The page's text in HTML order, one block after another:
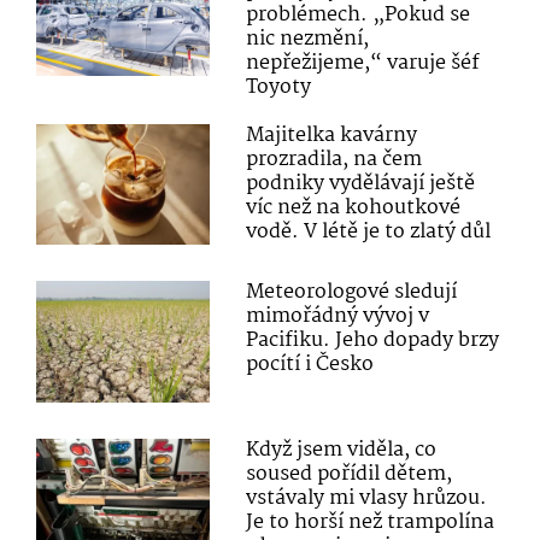
problémech. „Pokud se
nic nezmění,
nepřežijeme,“ varuje šéf
Toyoty
Majitelka kavárny
prozradila, na čem
podniky vydělávají ještě
víc než na kohoutkové
vodě. V létě je to zlatý důl
Meteorologové sledují
mimořádný vývoj v
Pacifiku. Jeho dopady brzy
pocítí i Česko
Když jsem viděla, co
soused pořídil dětem,
vstávaly mi vlasy hrůzou.
Je to horší než trampolína